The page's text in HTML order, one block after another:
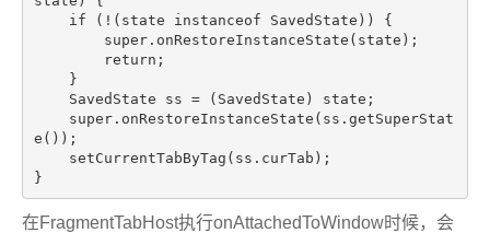
if (!(state instanceof SavedState)) {
super.onRestoreInstanceState(state);
return ;
super.onRestoreInstanceState(ss.getSuperStat
e());
在FragmentTabHost执行onAttachedToWindow时候，会